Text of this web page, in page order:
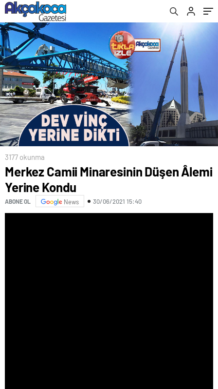
3177 okunma
Merkez Camii Minaresinin Düşen Âlemi
Yerine Kondu
ABONE OL News 30/06/2021 15:40